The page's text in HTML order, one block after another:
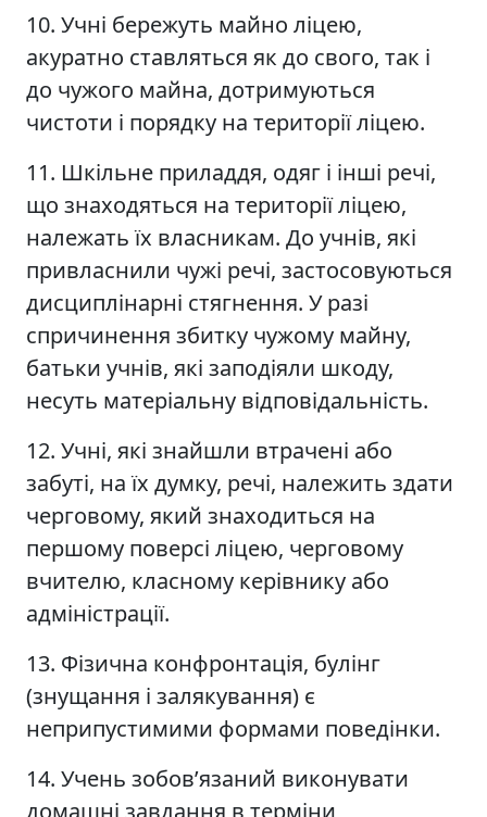
10. Учні бережуть майно ліцею,
акуратно ставляться як до свого, так і
до чужого майна, дотримуються
чистоти і порядку на території ліцею.
11. Шкільне приладдя, одяг і інші речі,
що знаходяться на території ліцею,
належать їх власникам. До учнів, які
привласнили чужі речі, застосовуються
дисциплінарні стягнення. У разі
спричинення збитку чужому майну,
батьки учнів, які заподіяли шкоду,
несуть матеріальну відповідальність.
12. Учні, які знайшли втрачені або
забуті, на їх думку, речі, належить здати
черговому, який знаходиться на
першому поверсі ліцею, черговому
вчителю, класному керівнику або
адміністрації.
13. Фізична конфронтація, булінг
(знущання і залякування) є
неприпустимими формами поведінки.
14. Учень зобов’язаний виконувати
домашні завдання в терміни,